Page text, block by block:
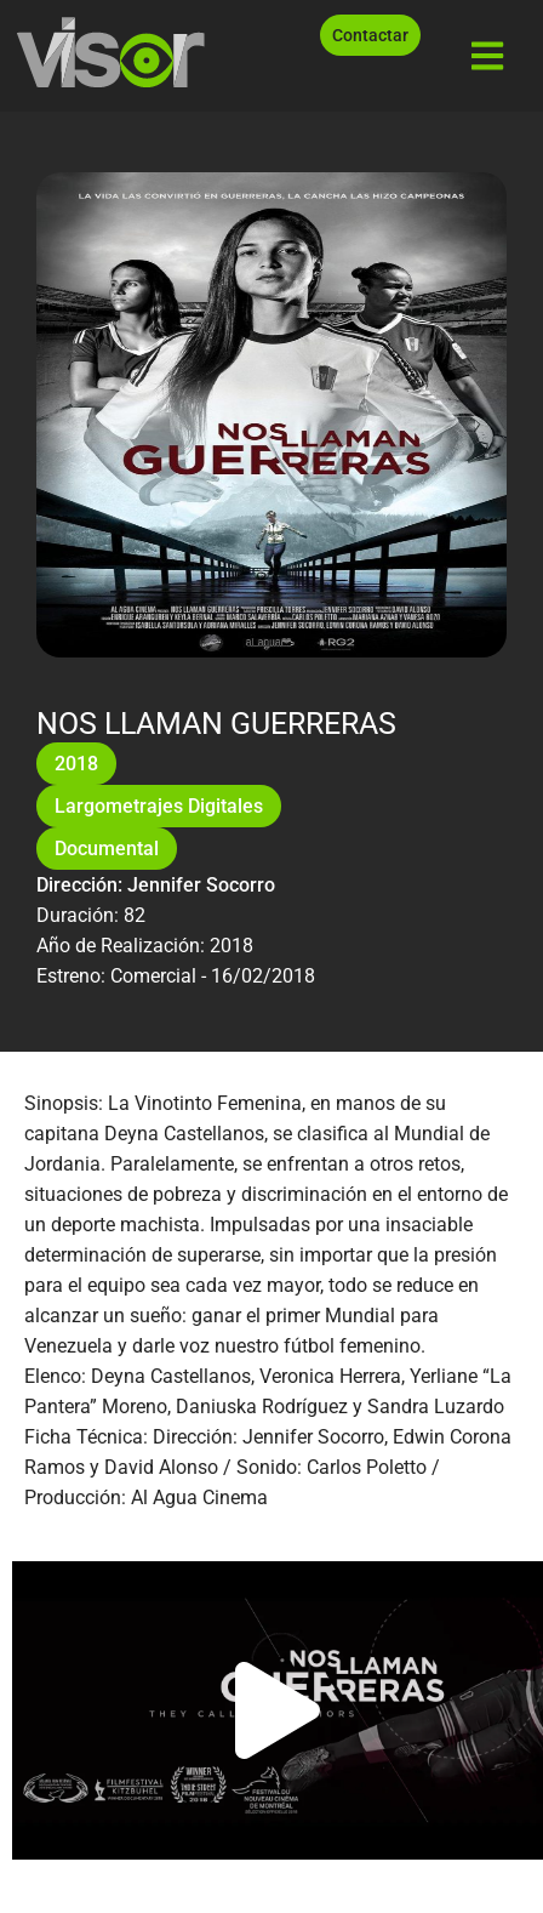
Contactar
NOS LLAMAN GUERRERAS
2018
Largometrajes Digitales
Documental
Dirección: Jennifer Socorro
Duración: 82
Año de Realización: 2018
Estreno: Comercial - 16/02/2018
Sinopsis: La Vinotinto Femenina, en manos de su
capitana Deyna Castellanos, se clasifica al Mundial de
Jordania. Paralelamente, se enfrentan a otros retos,
situaciones de pobreza y discriminación en el entorno de
un deporte machista. Impulsadas por una insaciable
determinación de superarse, sin importar que la presión
para el equipo sea cada vez mayor, todo se reduce en
alcanzar un sueño: ganar el primer Mundial para
Venezuela y darle voz nuestro fútbol femenino.
Elenco: Deyna Castellanos, Veronica Herrera, Yerliane “La
Pantera” Moreno, Daniuska Rodríguez y Sandra Luzardo
Ficha Técnica: Dirección: Jennifer Socorro, Edwin Corona
Ramos y David Alonso / Sonido: Carlos Poletto /
Producción: Al Agua Cinema